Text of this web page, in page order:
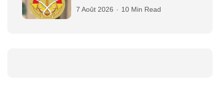
7 Août 2026 10 Min Read